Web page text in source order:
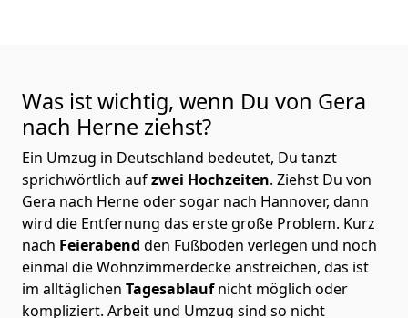
Was ist wichtig, wenn Du von Gera
nach Herne ziehst?
Ein Umzug in Deutschland bedeutet, Du tanzt
sprichwörtlich aufzwei Hochzeiten. Ziehst Du von
Gera nach Herne oder sogar nach Hannover, dann
wird die Entfernung das erste große Problem. Kurz
nach Feierabend den Fußboden verlegen und noch
einmal die Wohnzimmerdecke anstreichen, das ist
im alltäglichen Tagesablaufnicht möglich oder
kompliziert. Arbeit und Umzug sind so nicht